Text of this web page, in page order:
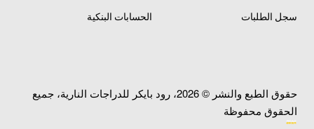
سجل الطلبات
الحسابات البنكية
حقوق الطبع والنشر © 2026، رود بايكر للدراجات النارية، جميع
الحقوق محفوظة